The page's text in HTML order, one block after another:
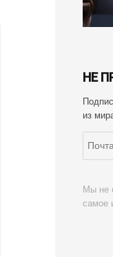
НЕ
из
Мы не
самое